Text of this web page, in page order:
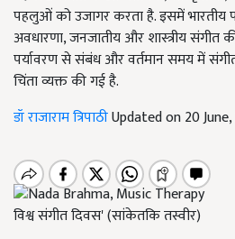
पहलुओं को उजागर करता है. इसमें भारतीय
अवधारणा, जनजातीय और शास्त्रीय संगीत
पर्यावरण से संबंध और वर्तमान समय में
चिंता व्यक्त की गई है.
डॉ राजाराम त्रिपाठीUpdated on 20
विश्व संगीत दिवस' (सांकेतकि तस्वीर)